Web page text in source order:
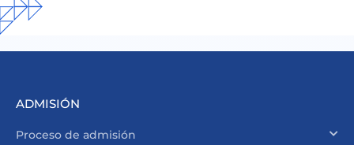
ADMISIÓN
Proceso de admisión